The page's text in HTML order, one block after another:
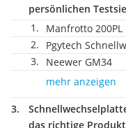
persönlichen
Manfrotto 200PL
Pgytech
Neewer GM34
mehr anzeigen
das richtige